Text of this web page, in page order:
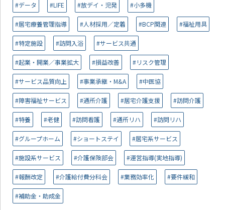
#データ #LIFE #放デイ・児発 #小多機
#居宅療養管理指導 #人材採用／定着 #BCP関連 #福祉用具
#特定施設 #訪問入浴 #サービス共通
#起業・開業／事業拡大 #損益改善 #リスク管理
#サービス品質向上 #事業承継・M&A #中医協
#障害福祉サービス #通所介護 #居宅介護支援 #訪問介護
#特養 #老健 #訪問看護 #通所リハ #訪問リハ
#グループホーム #ショートステイ #居宅系サービス
#施設系サービス #介護保険部会 #運営指導(実地指導)
#報酬改定 #介護給付費分科会 #業務効率化 #要件緩和
#補助金・助成金